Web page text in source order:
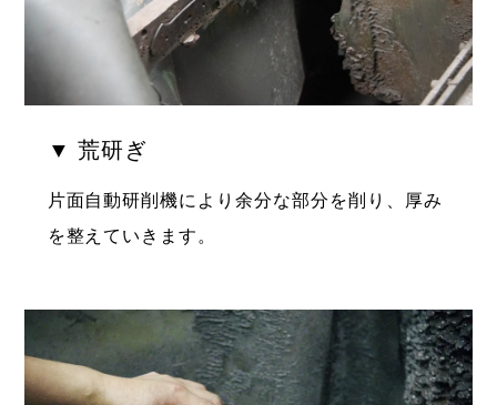
▼ 荒研ぎ
片面自動研削機により余分な部分を削り、厚み
を整えていきます。